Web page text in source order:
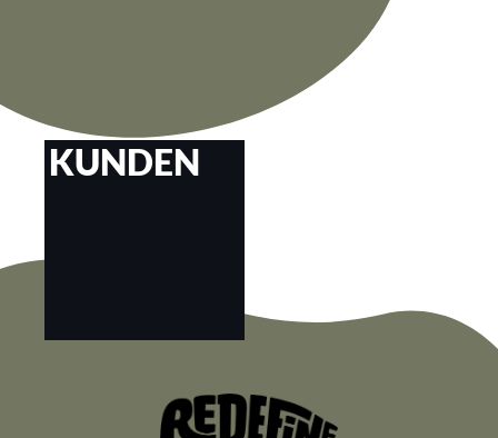
KUNDEN